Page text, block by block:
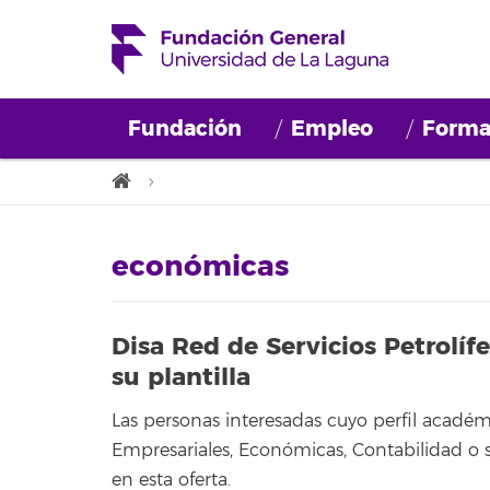
Fundación Empleo
económicas
Disa Red de Servicios
su plantilla
Las personas interesadas cuyo perfil
Empresariales, Económicas, Contabilidad
en esta oferta.